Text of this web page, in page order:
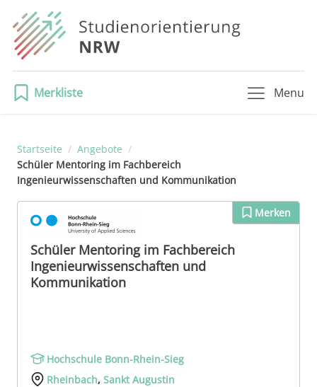
Merkliste Menu
Startseite / Angebote /
Schüler Mentoring im Fachbereich
Ingenieurwissenschaften und Kommunikation
Merken
Schüler Mentoring im Fachbereich
Ingenieurwissenschaften und
Kommunikation
Hochschule Bonn-Rhein-Sieg
Rheinbach, Sankt Augustin